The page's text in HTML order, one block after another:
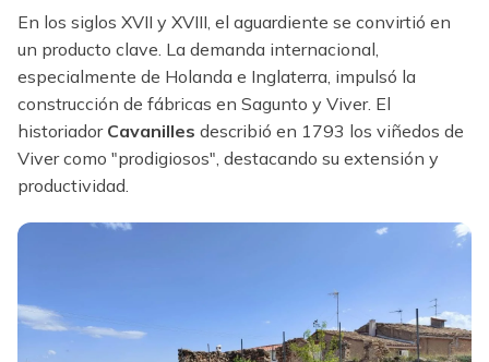
En los siglos XVII y XVIII, el aguardiente se convirtió en
un producto clave. La demanda internacional,
especialmente de Holanda e Inglaterra, impulsó la
construcción de fábricas en Sagunto y Viver. El
historiador Cavanilles describió en 1793 los viñedos de
Viver como "prodigiosos", destacando su extensión y
productividad.